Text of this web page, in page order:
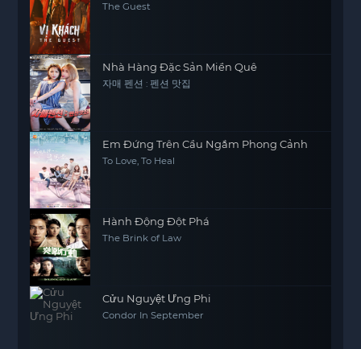
The Guest
Nhà Hàng Đặc Sản Miền Quê
자매 펜션 : 펜션 맛집
Em Đứng Trên Cầu Ngắm Phong Cảnh
To Love, To Heal
Hành Động Đột Phá
The Brink of Law
Cửu Nguyệt Ưng Phi
Condor In September